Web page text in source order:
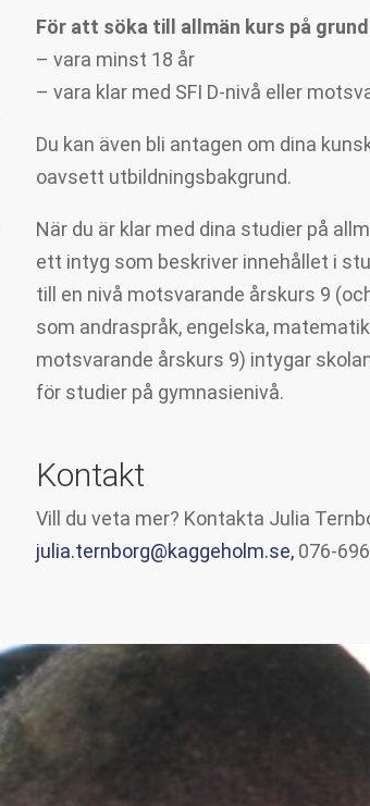
För att söka till allmän kurs på
– vara minst 18 år
– vara klar med SFI D-nivå eller
Du kan även bli antagen om dina
oavsett utbildningsbakgrund.
När du är klar med dina studier på
ett intyg som beskriver innehållet i
till en nivå motsvarande årskurs 9
som andraspråk, engelska,
motsvarande årskurs 9) intygar
för studier på gymnasienivå.
Kontakt
Vill du veta mer? Kontakta Julia
julia.ternborg@kaggeholm.se, 076-